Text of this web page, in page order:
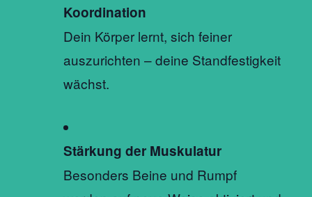
Koordination
Dein Körper lernt, sich feiner
auszurichten – deine Standfestigkeit
wächst.
Stärkung der Muskulatur
Besonders Beine und Rumpf